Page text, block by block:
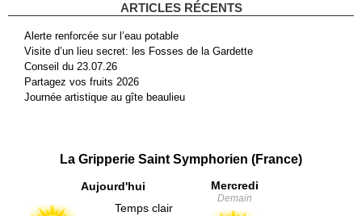
ARTICLES RÉCENTS
Alerte renforcée sur l’eau potable
Visite d’un lieu secret: les Fosses de la Gardette
Conseil du 23.07.26
Partagez vos fruits 2026
Journée artistique au gîte beaulieu
La Gripperie Saint Symphorien (France)
Aujourd'hui
Temps clair
Mercredi
Demain